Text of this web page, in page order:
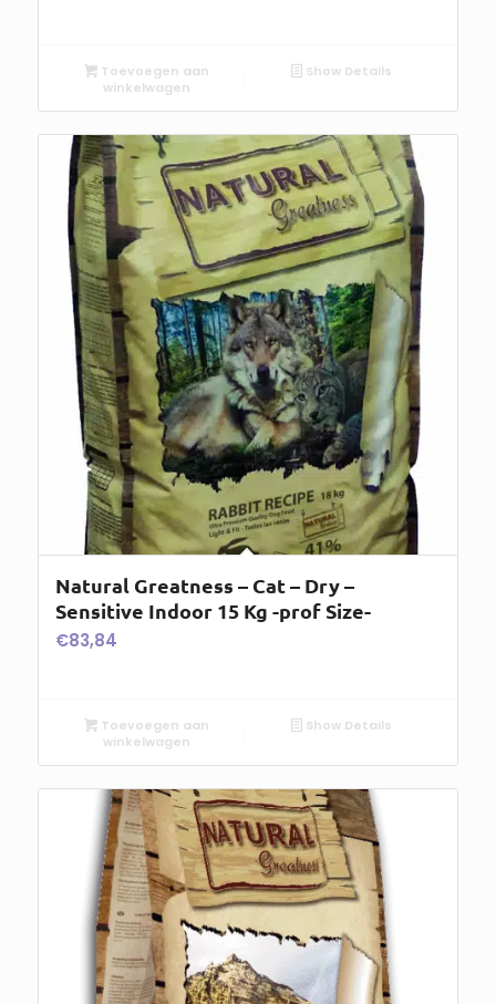
Toevoegen aan
winkelwagen
Show Details
Natural Greatness – Cat – Dry –
Sensitive Indoor 15 Kg -prof Size-
€83,84
Toevoegen aan
winkelwagen
Show Details